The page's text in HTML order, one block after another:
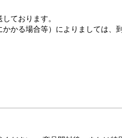
ております。
かる場合等）によりましては、